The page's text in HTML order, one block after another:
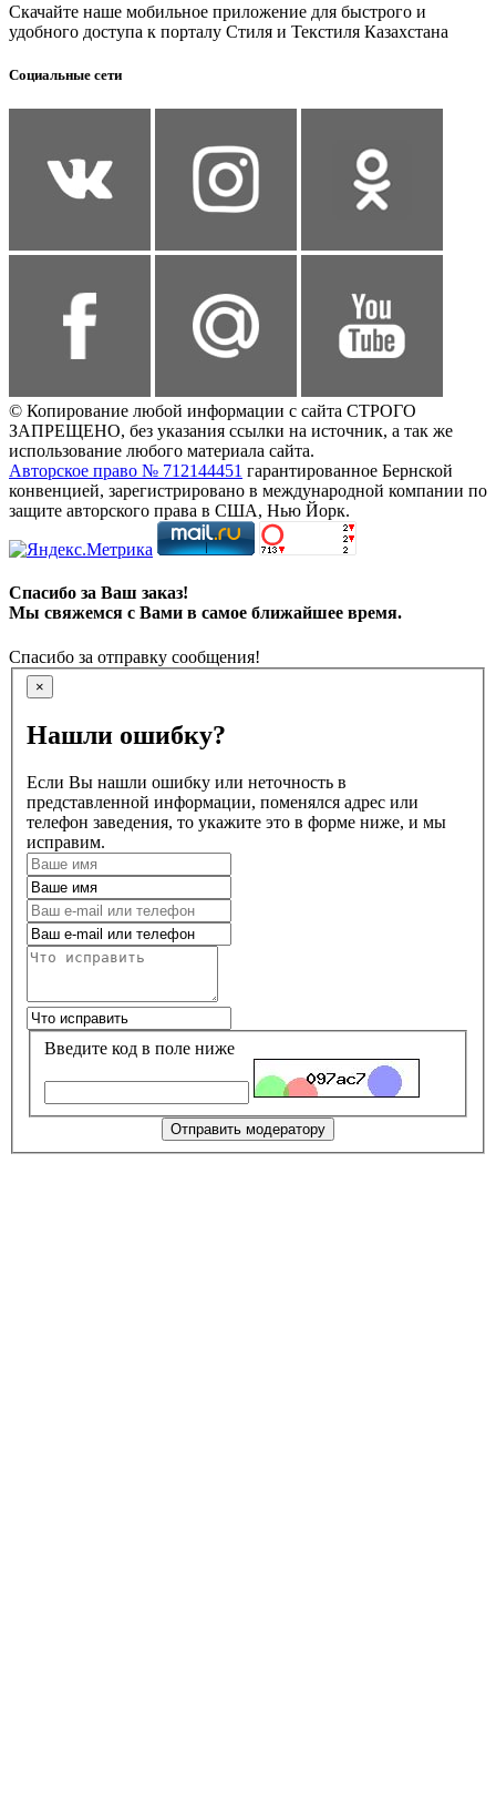
Скачайте наше мобильное приложение для быстрого и
удобного доступа к порталу Стиля и Текстиля Казахстана
Социальные сети
© Копирование любой информации с сайта СТРОГО
ЗАПРЕЩЕНО, без указания ссылки на источник, а так же
использование любого материала сайта.
Авторское право № 712144451 гарантированное Бернской
конвенцией, зарегистрировано в международной компании по
защите авторского права в США, Нью Йорк.
Спасибо за Ваш заказ!
Мы свяжемся с Вами в самое ближайшее время.
Спасибо за отправку сообщения!
×
Нашли ошибку?
Если Вы нашли ошибку или неточность в
представленной информации, поменялся адрес или
телефон заведения, то укажите это в форме ниже, и мы
исправим.
Введите код в поле ниже
Отправить модератору